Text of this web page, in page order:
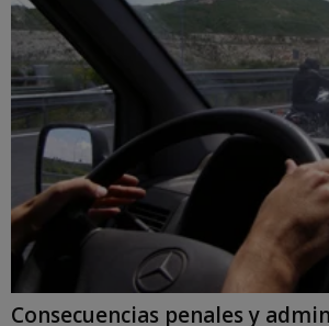
Consecuencias penales y